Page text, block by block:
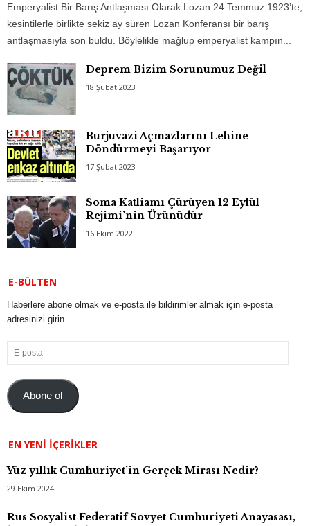
Emperyalist Bir Barış Antlaşması Olarak Lozan 24 Temmuz 1923’te,
kesintilerle birlikte sekiz ay süren Lozan Konferansı bir barış
antlaşmasıyla son buldu. Böylelikle mağlup emperyalist kampın...
Deprem Bizim Sorunumuz Değil
18 Şubat 2023
Burjuvazi Açmazlarını Lehine
Döndürmeyi Başarıyor
17 Şubat 2023
Soma Katliamı Çürüyen 12 Eylül
Rejimi’nin Ürünüdür
16 Ekim 2022
E-BÜLTEN
Haberlere abone olmak ve e-posta ile bildirimler almak için e-posta
adresinizi girin.
E-
posta
Abone ol
EN YENI İÇERIKLER
Yüz yıllık Cumhuriyet’in Gerçek Mirası Nedir?
29 Ekim 2024
Rus Sosyalist Federatif Sovyet Cumhuriyeti Anayasası,